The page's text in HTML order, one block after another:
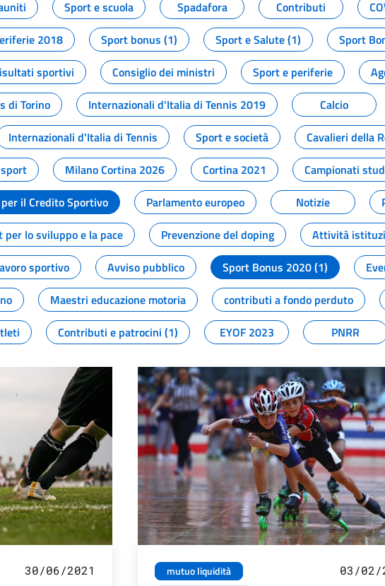
Sport e scuola Spadafora Contributi
2018 Sport bonus (1) Sport e Salute (1) Sport
sportivi
Consiglio dei ministri Sport e periferie
di Torino Internazionali d'Italia di Tennis 2019 Calcio
Internazionali d'Italia di Tennis Sport e società Cavalieri della
Milano Cortina 2026 Cortina 2021 Campionati
il Credito Sportivo Parlamento europeo Notizie
lo sviluppo e la pace
Prevenzione del doping Attività
sportivo Avviso pubblico Sport Bonus 2020 (1)
Maestri educazione motoria contributi a fondo perduto
Contributi e patrocini (1) EYOF 2023 PNRR
30/06/2021
mutuo liquidità
03/02/